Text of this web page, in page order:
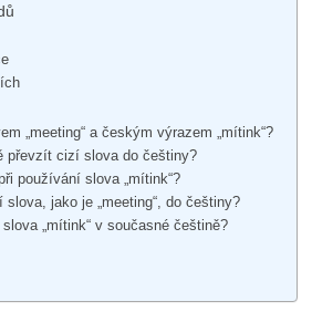
„meeting“ a českým výrazem „mítink“?
převzít cizí slova do češtiny?
používání slova „mítink“?
jako je „meeting“, do češtiny?
„mítink“ v současné češtině?